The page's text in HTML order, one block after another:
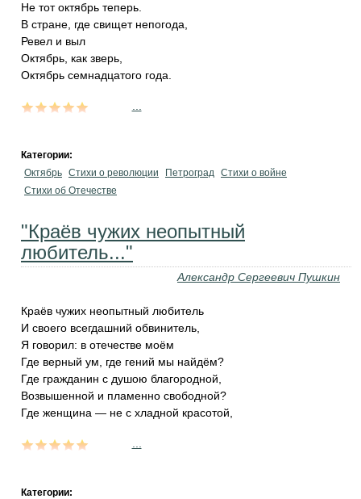
Не тот октябрь теперь.
В стране, где свищет непогода,
Ревел и выл
Октябрь, как зверь,
Октябрь семнадцатого года.
Категории:
Октябрь Стихи о революции Петроград Стихи о войне
Стихи об Отечестве
"Краёв чужих неопытный
любитель..."
Александр Сергеевич Пушкин
Краёв чужих неопытный любитель
И своего всегдашний обвинитель,
Я говорил: в отечестве моём
Где верный ум, где гений мы найдём?
Где гражданин с душою благородной,
Возвышенной и пламенно свободной?
Где женщина — не с хладной красотой,
Категории: